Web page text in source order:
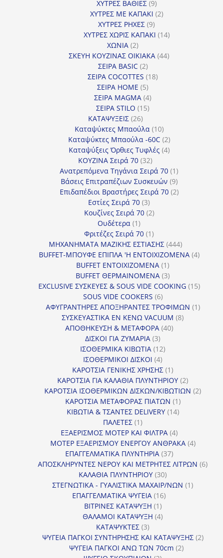
προϊόντα
ΧΥΤΡΕΣ ΒΑΘΙΕΣ 99
προϊόντα
ΧΥΤΡΕΣ ΜΕ ΚΑΠΑΚΙ 22
ΧΥΤΡΕΣ ΡΗΧΕΣ 99
προϊόντα
ΧΥΤΡΕΣ ΧΩΡΙΣ ΚΑΠΑΚΙ 1414
ΧΩΝΙΑ 22
προϊόντα
ΣΚΕΥΗ ΚΟΥΖΙΝΑΣ ΟΙΚΙΑΚΑ 4444
ΣΕΙΡΑ BASIC 22
προϊόντα
ΣΕΙΡΑ COCOTTES 1818
ΣΕΙΡΑ HOME 55
προϊόντα
ΣΕΙΡΑ MAGMA 44
προϊόντα
ΣΕΙΡΑ STILO 1515
ΚΑΤΑΨΥΞΕΙΣ 2626
προϊόντα
Καταψύκτες Μπαούλα 1010
προϊόντα
Καταψύκτες Μπαούλα -60C 22
προϊόντα
Καταψύξεις Όρθιες Τυφλές 44
ΚΟΥΖΙΝΑ Σειρά 70 3232
προϊόντα
Ανατρεπόμενα Τηγάνια Σειρά 70 11
προϊόν
Βάσεις Επιτραπέζιων Συσκευών 99
προϊόντα
Επιδαπέδιοι Βραστήρες Σειρά 70 22
Εστίες Σειρά 70 33
προϊόντα
Κουζίνες Σειρά 70 22
Ουδέτερα 11
προϊόν
Φριτέζες Σειρά 70 11
προϊόν
ΜΗΧΑΝΗΜΑΤΑ ΜΑΖΙΚΗΣ ΕΣΤΙΑΣΗΣ 444444
προϊόντα
BUFFET-ΜΠΟΥΦΕ ΕΠΙΠΛΑ 'Η ΕΝΤΟΙΧΙΖΟΜΕΝΑ 44
BUFFET ΕΝΤΟΙΧΙΖΟΜΕΝΑ 11
προϊόν
BUFFET ΘΕΡΜΑΙΝΟΜΕΝΑ 33
προϊόντα
EXCLUSIVE ΣΥΣΚΕΥΕΣ & SOUS VIDE COOKING 1515
SOUS VIDE COOKERS 66
προϊόντα
ΑΦΥΓΡΑΝΤΗΡΕΣ ΑΠΟΞΗΡΑΝΤΕΣ ΤΡΟΦΙΜΩΝ 11
ΣΥΣΚΕΥΑΣΤΙΚΑ ΕΝ ΚΕΝΩ VACUUM 88
ΑΠΟΘΗΚΕΥΣΗ & ΜΕΤΑΦΟΡΑ 4040
ΔΙΣΚΟΙ ΓΙΑ ΖΥΜΑΡΙΑ 33
προϊόντα
ΙΣΟΘΕΡΜΙΚΑ ΚΙΒΩΤΙΑ 1212
ΙΣΟΘΕΡΜΙΚΟΙ ΔΙΣΚΟΙ 44
προϊόντα
ΚΑΡΟΤΣΙΑ ΓΕΝΙΚΗΣ ΧΡΗΣΗΣ 11
προϊόν
ΚΑΡΟΤΣΙΑ ΓΙΑ ΚΑΛΑΘΙΑ ΠΛΥΝΤΗΡΙΟΥ 22
προϊόντα
ΚΑΡΟΤΣΙΑ ΙΣΟΘΕΡΜΙΚΩΝ ΔΙΣΚΩΝ/ΚΙΒΩΤΙΩΝ 22
ΚΑΡΟΤΣΙΑ ΜΕΤΑΦΟΡΑΣ ΠΙΑΤΩΝ 11
προϊόν
ΚΙΒΩΤΙΑ & ΤΣΑΝΤΕΣ DELIVERY 1414
ΠΑΛΕΤΕΣ 11
προϊόν
ΕΞΑΕΡΙΣΜΟΣ ΜΟΤΕΡ ΚΑΙ ΦΙΛΤΡΑ 44
προϊόντα
ΜΟΤΕΡ ΕΞΑΕΡΙΣΜΟΥ ΕΝΕΡΓΟΥ ΑΝΘΡΑΚΑ 44
ΕΠΑΓΓΕΛΜΑΤΙΚΑ ΠΛΥΝΤΗΡΙΑ 3737
προϊόντα
ΑΠΟΣΚΛΗΡΥΝΤΕΣ ΝΕΡΟΥ ΚΑΙ ΜΕΤΡΗΤΕΣ ΛΙΤΡΩΝ 66
ΚΑΛΑΘΙΑ ΠΛΥΝΤΗΡΙΟΥ 3030
προϊόντα
ΣΤΕΓΝΩΤΙΚΑ - ΓΥΑΛΙΣΤΙΚΑ ΜΑΧΑΙΡ/ΝΩΝ 11
ΕΠΑΓΓΕΛΜΑΤΙΚΑ ΨΥΓΕΙΑ 1616
ΒΙΤΡΙΝΕΣ ΚΑΤΑΨΥΞΗ 11
προϊόν
ΘΑΛΑΜΟΙ ΚΑΤΑΨΥΞΗ 44
ΚΑΤΑΨΥΚΤΕΣ 33
προϊόντα
ΨΥΓΕΙΑ ΠΑΓΚΟΙ ΣΥΝΤΗΡΗΣΗΣ ΚΑΙ ΚΑΤΑΨΥΞΗΣ 22
ΨΥΓΕΙΑ ΠΑΓΚΟΙ ΑΝΩ ΤΩΝ 70cm 22